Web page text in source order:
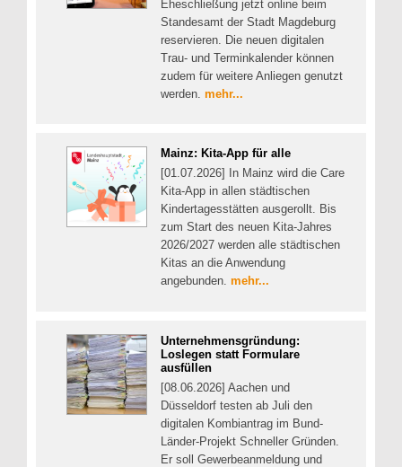
Eheschließung jetzt online beim
Standesamt der Stadt Magdeburg
reservieren. Die neuen digitalen
Trau- und Terminkalender können
zudem für weitere Anliegen genutzt
werden. mehr...
Mainz: Kita-App für alle
[01.07.2026] In Mainz wird die Care
Kita-App in allen städtischen
Kindertagesstätten ausgerollt. Bis
zum Start des neuen Kita-Jahres
2026/2027 werden alle städtischen
Kitas an die Anwendung
angebunden. mehr...
Unternehmensgründung:
Loslegen statt Formulare
ausfüllen
[08.06.2026] Aachen und
Düsseldorf testen ab Juli den
digitalen Kombiantrag im Bund-
Länder-Projekt Schneller Gründen.
Er soll Gewerbeanmeldung und